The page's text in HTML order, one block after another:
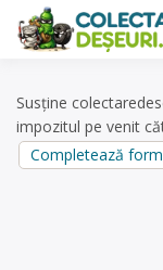
content
Susține
impozitul pe venit
Completează